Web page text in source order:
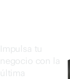
Impulsa tu
negocio con la
última